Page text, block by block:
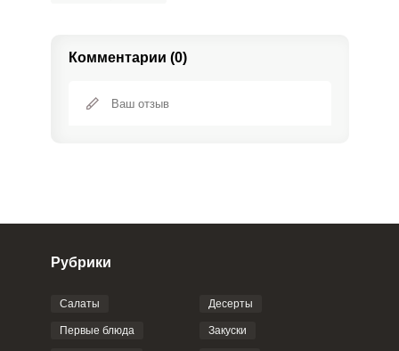
Комментарии (0)
Фото до 4 шт, до 5 mb
Рубрики
Салаты
Первые блюда
Десерты
Закуски